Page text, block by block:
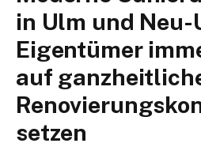
in Ulm und Neu-
Eigentümer
auf
setzen